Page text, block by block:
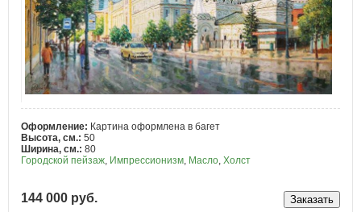
Оформление: Картина оформлена в багет
Высота, см.: 50
Ширина, см.: 80
Городской пейзаж Импрессионизм Масло Холст
144 000 руб.